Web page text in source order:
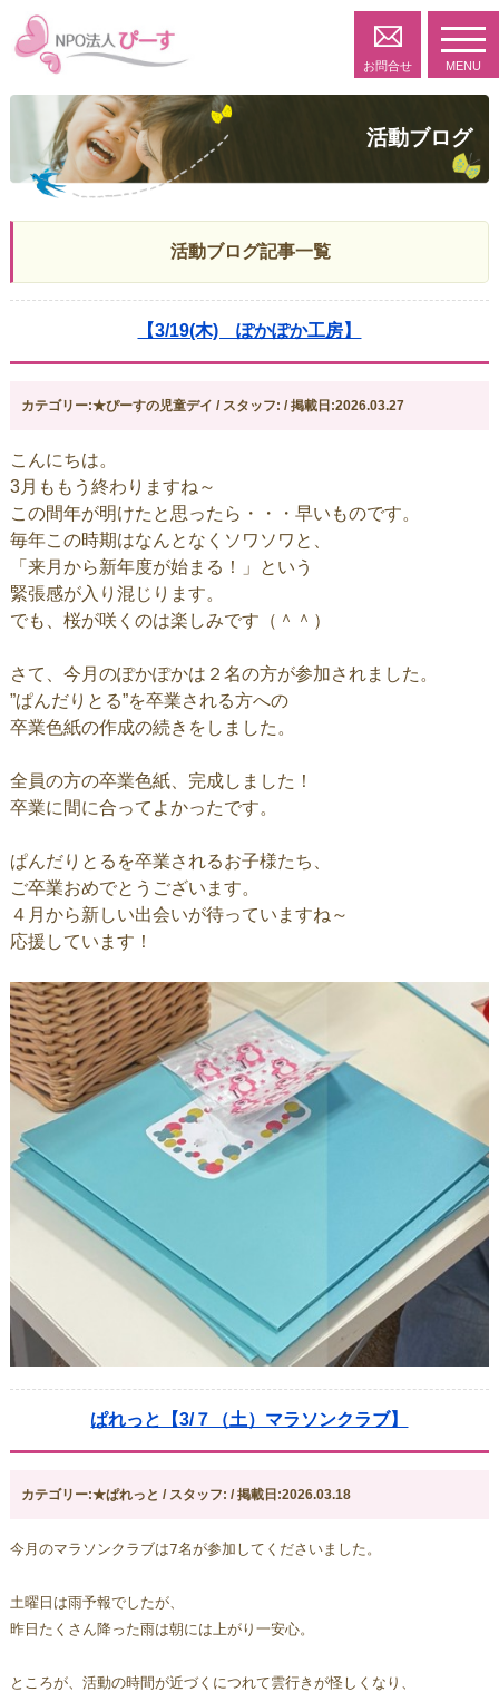
お問合せ MENU
活動ブログ
活動ブログ記事一覧
【3/19(木) ぽかぽか工房】
カテゴリー:★ぴーすの児童デイ / スタッフ: / 掲載日:2026.03.27
こんにちは。
3月ももう終わりますね～
この間年が明けたと思ったら・・・早いものです。
毎年この時期はなんとなくソワソワと、
「来月から新年度が始まる！」という
緊張感が入り混じります。
でも、桜が咲くのは楽しみです（＾＾）
さて、今月のぽかぽかは２名の方が参加されました。
”ぱんだりとる”を卒業される方への
卒業色紙の作成の続きをしました。
全員の方の卒業色紙、完成しました！
卒業に間に合ってよかったです。
ぱんだりとるを卒業されるお子様たち、
ご卒業おめでとうございます。
４月から新しい出会いが待っていますね～
応援しています！
ぱれっと【3/７（土）マラソンクラブ】
カテゴリー:★ぱれっと / スタッフ: / 掲載日:2026.03.18
今月のマラソンクラブは7名が参加してくださいました。
土曜日は雨予報でしたが、
昨日たくさん降った雨は朝には上がり一安心。
ところが、活動の時間が近づくにつれて雲行きが怪しくなり、